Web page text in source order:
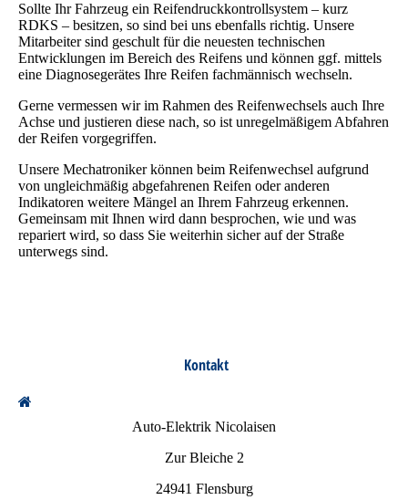
Sollte Ihr Fahrzeug ein Reifendruckkontrollsystem – kurz
RDKS – besitzen, so sind bei uns ebenfalls richtig. Unsere
Mitarbeiter sind geschult für die neuesten technischen
Entwicklungen im Bereich des Reifens und können ggf. mittels
eine Diagnosegerätes Ihre Reifen fachmännisch wechseln.
Gerne vermessen wir im Rahmen des Reifenwechsels auch Ihre
Achse und justieren diese nach, so ist unregelmäßigem Abfahren
der Reifen vorgegriffen.
Unsere Mechatroniker können beim Reifenwechsel aufgrund
von ungleichmäßig abgefahrenen Reifen oder anderen
Indikatoren weitere Mängel an Ihrem Fahrzeug erkennen.
Gemeinsam mit Ihnen wird dann besprochen, wie und was
repariert wird, so dass Sie weiterhin sicher auf der Straße
unterwegs sind.
Kontakt
Auto-Elektrik Nicolaisen
Zur Bleiche 2
24941 Flensburg